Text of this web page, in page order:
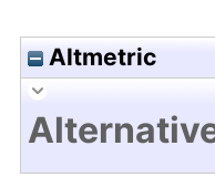
Altmetric